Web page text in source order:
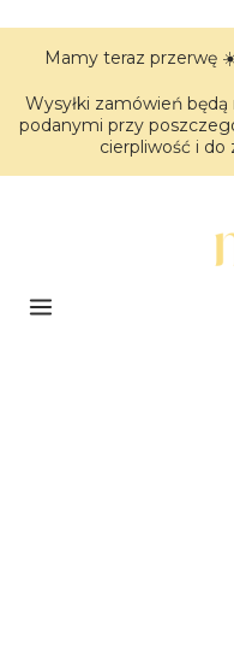
Mamy teraz przerwę
Wysyłki zamówień
podanymi przy
cierpliwość i do
Menu